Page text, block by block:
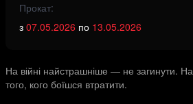
Прокат:
з 07.05.2026 по 13.05.2026
На війні найстрашніше — не загинути.
того, кого боїшся втратити.